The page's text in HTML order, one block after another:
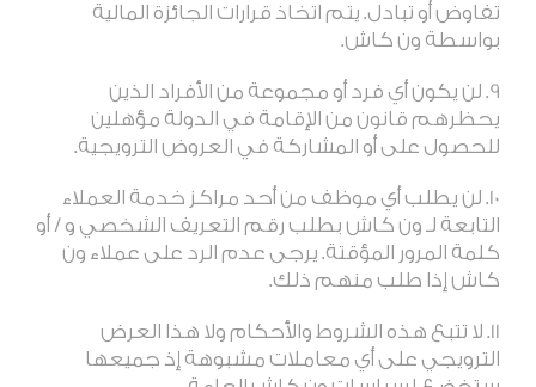
تفاوض أو تبادل. يتم اتخاذ قرارات الجائزة المالية
بواسطة ون كاش.
لن يكون أي فرد أو مجموعة من الأفراد الذين
يحظرهم قانون من الإقامة في الدولة مؤهلين
للحصول على أو المشاركة في العروض الترويجية.
لن يطلب أي موظف من أحد مراكز خدمة العملاء
التابعة لـ ون كاش بطلب رقم التعريف الشخصي و / أو
كلمة المرور المؤقتة. يرجى عدم الرد على عملاء ون
كاش إذا طلب منهم ذلك.
لا تتبع هذه الشروط والأحكام ولا هذا العرض
الترويجي على أي معاملات مشبوهة إذ جميعها